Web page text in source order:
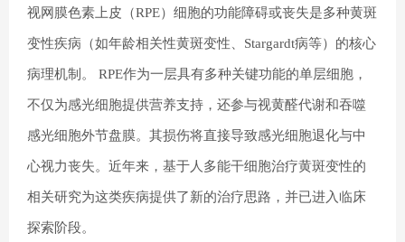
视网膜色素上皮（RPE）细胞的功能障碍或丧失是多种黄斑
变性疾病（如年龄相关性黄斑变性、Stargardt病等）的核心
病理机制。 RPE作为一层具有多种关键功能的单层细胞，
不仅为感光细胞提供营养支持，还参与视黄醛代谢和吞噬
感光细胞外节盘膜。其损伤将直接导致感光细胞退化与中
心视力丧失。近年来，基于人多能干细胞治疗黄斑变性的
相关研究为这类疾病提供了新的治疗思路，并已进入临床
探索阶段。